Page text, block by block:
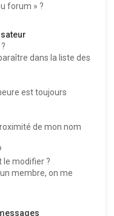
forum » ?
dans la liste des
est toujours
de mon nom
le modifier ?
membre, on me